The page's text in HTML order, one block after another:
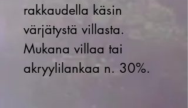
rakkaudella käsin
värjätystä villasta.
Mukana villaa tai
akryylilankaa n. 30%.